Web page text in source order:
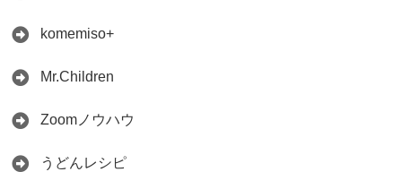
komemiso+
Mr.Children
Zoomノウハウ
うどんレシピ